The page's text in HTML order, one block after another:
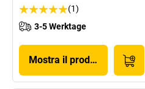
(1)
3-5 Werktage
Mostra il prodotto